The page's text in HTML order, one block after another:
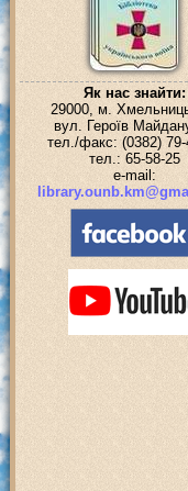
Як нас знайти:
29000, м.
вул. Героїв
тел./факс: (0382) 79-
тел.: 65-58-25
e-mail: